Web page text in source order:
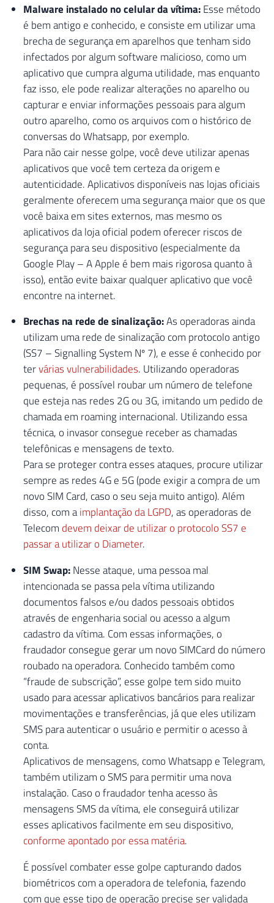
Malware instalado no celular da vítima:Esse método
é bem antigo e conhecido, e consiste em utilizar uma
brecha de segurança em aparelhos que tenham sido
infectados por algum software malicioso, como um
aplicativo que cumpra alguma utilidade, mas enquanto
faz isso, ele pode realizar alterações no aparelho ou
capturar e enviar informações pessoais para algum
outro aparelho, como os arquivos com o histórico de
conversas do Whatsapp, por exemplo.
Para não cair nesse golpe, você deve utilizar apenas
aplicativos que você tem certeza da origem e
autenticidade. Aplicativos disponíveis nas lojas oficiais
geralmente oferecem uma segurança maior que os que
você baixa em sites externos, mas mesmo os
aplicativos da loja oficial podem oferecer riscos de
segurança para seu dispositivo (especialmente da
Google Play – A Apple é bem mais rigorosa quanto à
isso), então evite baixar qualquer aplicativo que você
encontre na internet.
Brechas na rede de sinalização:As operadoras ainda
utilizam uma rede de sinalização com protocolo antigo
(SS7 – Signalling System Nº 7), e esse é conhecido por
tervárias vulnerabilidades. Utilizando operadoras
pequenas, é possível roubar um número de telefone
que esteja nas redes 2G ou 3G, imitando um pedido de
chamada em roaming internacional. Utilizando essa
técnica, o invasor consegue receber as chamadas
telefônicas e mensagens de texto.
Para se proteger contra esses ataques, procure utilizar
sempre as redes 4G e 5G (pode exigir a compra de um
novo SIM Card, caso o seu seja muito antigo). Além
disso, com aimplantação da LGPD, as operadoras de
Telecom devem deixar de utilizar o protocolo SS7 e
passar a utilizar o Diameter.
SIM Swap:Nesse ataque, uma pessoa mal
intencionada se passa pela vítima utilizando
documentos falsos e/ou dados pessoais obtidos
através de engenharia social ou acesso a algum
cadastro da vítima. Com essas informações, o
fraudador consegue gerar um novo SIMCard do número
roubado na operadora. Conhecido também como
“fraude de subscrição”, esse golpe tem sido muito
usado para acessar aplicativos bancários para realizar
movimentações e transferências, já que eles utilizam
SMS para autenticar o usuário e permitir o acesso à
conta.
Aplicativos de mensagens, como Whatsapp e Telegram,
também utilizam o SMS para permitir uma nova
instalação. Caso o fraudador tenha acesso às
mensagens SMS da vítima, ele conseguirá utilizar
esses aplicativos facilmente em seu dispositivo,
conforme apontado por essa matéria.
É possível combater esse golpe capturando dados
biométricos com a operadora de telefonia, fazendo
com que esse tipo de operação precise ser validada